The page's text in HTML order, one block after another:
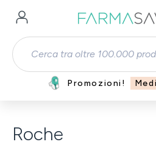
Passa al contenuto principale
Promozioni!
Roche